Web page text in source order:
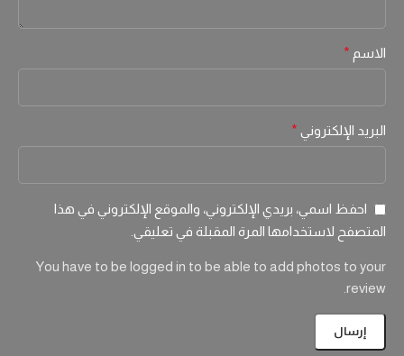
الاسم *
البريد الإلكتروني *
احفظ اسمي، بريدي الإلكتروني، والموقع الإلكتروني في هذا
المتصفح لاستخدامها المرة المقبلة في تعليقي.
You have to be logged in to be able to add photos to your
review.